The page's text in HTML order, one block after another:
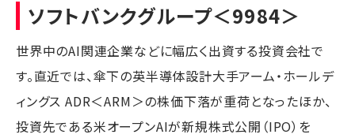
ソフトバンクグループ＜9984＞
世界中のAI関連企業などに幅広く出資する投資会社で
す。直近では、傘下の英半導体設計大手アーム・ホールデ
ィングス ADR＜ARM＞の株価下落が重荷となったほか、
投資先である米オープンAIが新規株式公開（IPO）を